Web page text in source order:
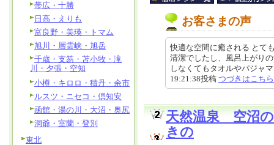
お客さまの声
快適な空間に癒される とて
清潔でしたし、風呂上がり
しなくてもタオルやパジャ
19:21:38投稿 つづきはこちら
天然温泉 空沼
きの
帯広・十勝
日高・えりも
富良野・美瑛・トマム
旭川・層雲峡・旭岳
千歳・支笏・苫小牧・滝
川・夕張・空知
小樽・キロロ・積丹・余市
ルスツ・ニセコ・倶知安
函館・湯の川・大沼・奥尻
洞爺・室蘭・登別
東北